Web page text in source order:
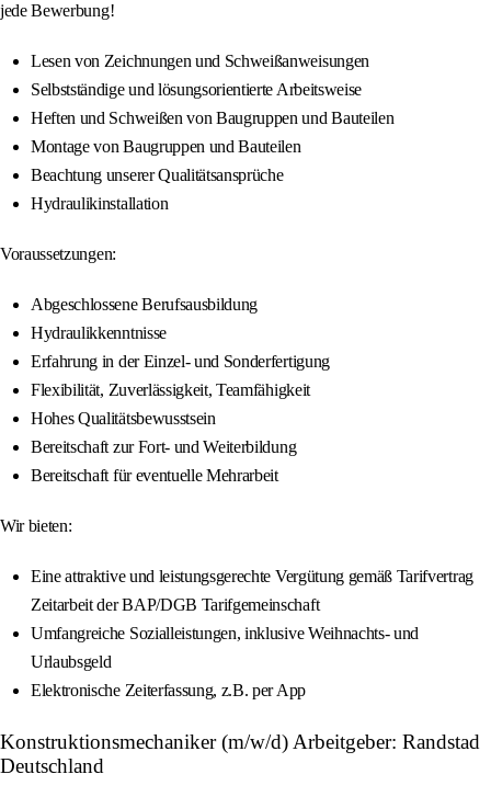
jede Bewerbung!
Lesen von Zeichnungen und Schweißanweisungen
Selbstständige und lösungsorientierte Arbeitsweise
Heften und Schweißen von Baugruppen und Bauteilen
Montage von Baugruppen und Bauteilen
Beachtung unserer Qualitätsansprüche
Hydraulikinstallation
Voraussetzungen:
Abgeschlossene Berufsausbildung
Hydraulikkenntnisse
Erfahrung in der Einzel- und Sonderfertigung
Flexibilität, Zuverlässigkeit, Teamfähigkeit
Hohes Qualitätsbewusstsein
Bereitschaft zur Fort- und Weiterbildung
Bereitschaft für eventuelle Mehrarbeit
Wir bieten:
Eine attraktive und leistungsgerechte Vergütung gemäß Tarifvertrag
Zeitarbeit der BAP/DGB Tarifgemeinschaft
Umfangreiche Sozialleistungen, inklusive Weihnachts- und
Urlaubsgeld
Elektronische Zeiterfassung, z.B. per App
Konstruktionsmechaniker (m/w/d) Arbeitgeber: Randstad
Deutschland